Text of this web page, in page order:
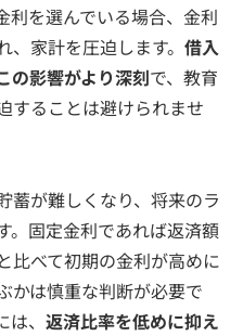
利を選んでいる場合、金利
家計を圧迫します。 借入
の影響がより深刻で、教育
することは避けられませ
蓄が難しくなり、将来のラ
。固定金利であれば返済額
比べて初期の金利が高めに
かは慎重な判断が必要で
、 返済比率を低めに抑え